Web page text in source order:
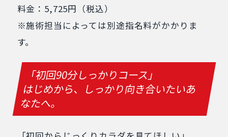
料金：5,725円（税込）
※施術担当によっては別途指名料がかかりま
す。
「初回90分しっかりコース」
はじめから、しっかり向き合いたいあ
なたへ。